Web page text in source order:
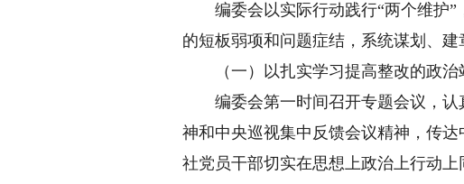
编委会以实际行动践行“两个维护”
的短板弱项和问题症结，系统谋划、建
（一）以扎实学习提高整改的政治
编委会第一时间召开专题会议，认
神和中央巡视集中反馈会议精神，传
社党员干部切实在思想上政治上行动